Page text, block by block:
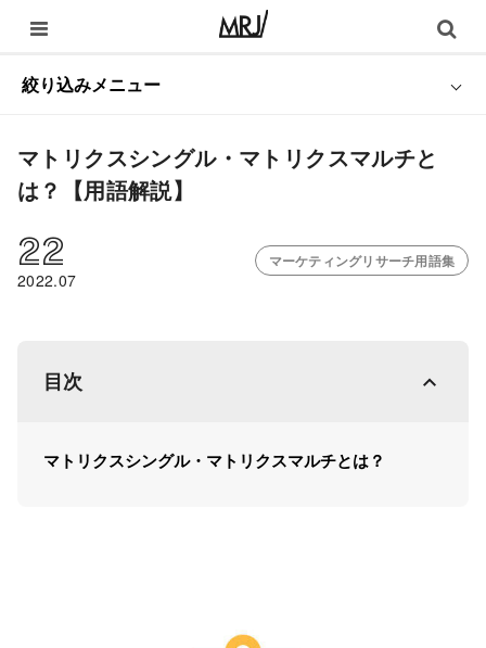
絞り込みメニュー
マトリクスシングル・マトリクスマルチと
は？【用語解説】
22
2022.07
マーケティングリサーチ用語集
目次
マトリクスシングル・マトリクスマルチとは？